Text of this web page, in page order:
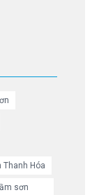
Thanh Hóa
sơn